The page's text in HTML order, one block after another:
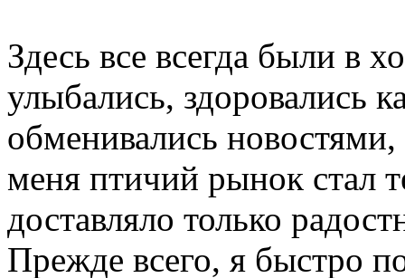
Здесь все всегда были в
улыбались, здоровались
обменивались
меня птичий рынок стал
доставляло только
Прежде всего, я быстро